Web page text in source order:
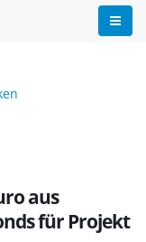
aus
für Projekt